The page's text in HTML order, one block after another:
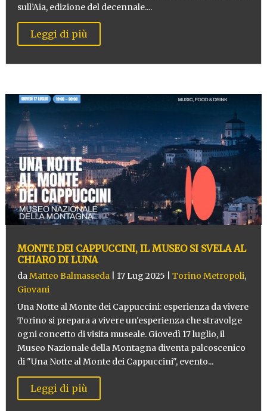
sull’Aia, edizione del decennale....
Leggi di più
MONTE DEI CAPPUCCINI, IL MUSEO SI SVELA AL
CHIARO DI LUNA
daMatteo Balmasseda| 17 Lug 2025 Torino Metropoli,
Giovani
Una Notte al Monte dei Cappuccini: esperienza da vivere
Torino si prepara a vivere un'esperienza che stravolge
ogni concetto di visita museale. Giovedì 17 luglio, il
Museo Nazionale della Montagna diventa palcoscenico
di "Una Notte al Monte dei Cappuccini", evento...
Leggi di più